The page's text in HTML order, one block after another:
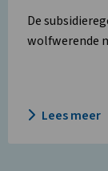
De
wolfwerende
Lees meer